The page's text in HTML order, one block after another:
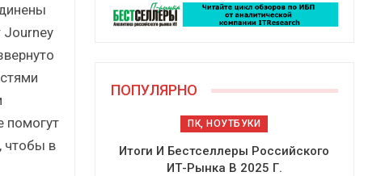
Journey
помогут
чтобы в
ПОПУЛЯРНО
ПК, НОУТБУКИ
Итоги И Бестселлеры Российского
ИТ-Рынка В 2025 Г.